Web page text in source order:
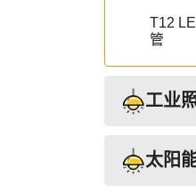
T12
管
工业
太阳